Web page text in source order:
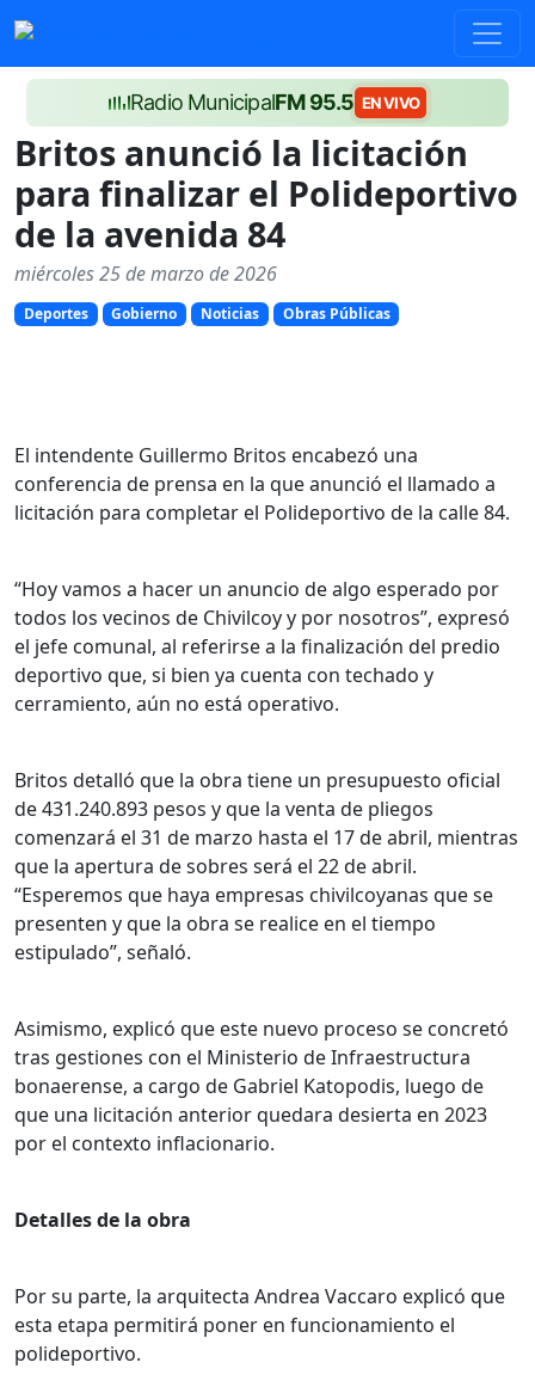
Radio MunicipalFM 95.5 EN VIVO
Britos anunció la licitación
para finalizar el Polideportivo
de la avenida 84
miércoles 25 de marzo de 2026
Deportes Gobierno Noticias Obras Públicas
El intendente Guillermo Britos encabezó una
conferencia de prensa en la que anunció el llamado a
licitación para completar el Polideportivo de la calle 84.
“Hoy vamos a hacer un anuncio de algo esperado por
todos los vecinos de Chivilcoy y por nosotros”, expresó
el jefe comunal, al referirse a la finalización del predio
deportivo que, si bien ya cuenta con techado y
cerramiento, aún no está operativo.
Britos detalló que la obra tiene un presupuesto oficial
de 431.240.893 pesos y que la venta de pliegos
comenzará el 31 de marzo hasta el 17 de abril, mientras
que la apertura de sobres será el 22 de abril.
“Esperemos que haya empresas chivilcoyanas que se
presenten y que la obra se realice en el tiempo
estipulado”, señaló.
Asimismo, explicó que este nuevo proceso se concretó
tras gestiones con el Ministerio de Infraestructura
bonaerense, a cargo de Gabriel Katopodis, luego de
que una licitación anterior quedara desierta en 2023
por el contexto inflacionario.
Detalles de la obra
Por su parte, la arquitecta Andrea Vaccaro explicó que
esta etapa permitirá poner en funcionamiento el
polideportivo.